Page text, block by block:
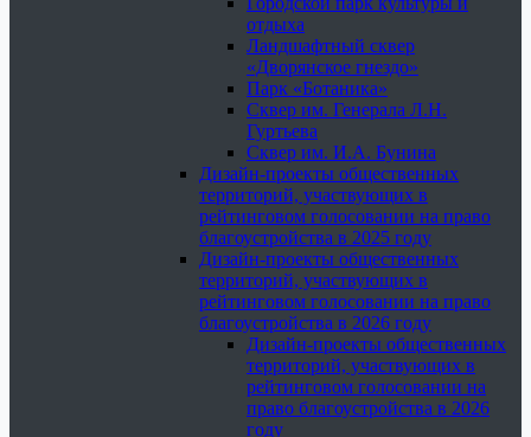
отдыха
Ландшафтный сквер
«Дворянское гнездо»
Парк «Ботаника»
Сквер им. Генерала Л.Н.
Гуртьева
Сквер им. И.А. Бунина
Дизайн-проекты общественных
территорий, участвующих в
рейтинговом голосовании на право
благоустройства в 2025 году
Дизайн-проекты общественных
территорий, участвующих в
рейтинговом голосовании на право
благоустройства в 2026 году
Дизайн-проекты общественных
территорий, участвующих в
рейтинговом голосовании на
право благоустройства в 2026
году